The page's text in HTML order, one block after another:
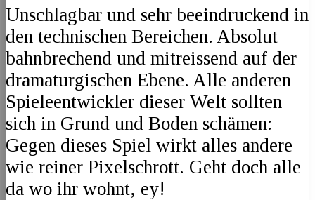
Unschlagbar und sehr beeindruckend in
den technischen Bereichen. Absolut
bahnbrechend und mitreissend auf der
dramaturgischen Ebene. Alle anderen
Spieleentwickler dieser Welt sollten
sich in Grund und Boden schämen:
Gegen dieses Spiel wirkt alles andere
wie reiner Pixelschrott. Geht doch alle
da wo ihr wohnt, ey!